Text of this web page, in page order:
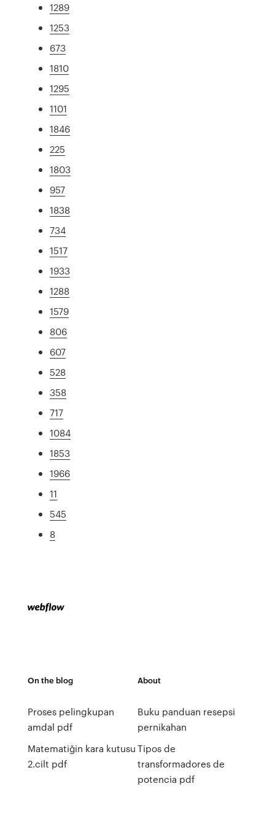
1289
1253
673
1810
1295
1101
1846
225
1803
957
1838
734
1517
1933
1288
1579
806
607
528
358
717
1084
1853
1966
11
545
8
On the blog
Proses pelingkupan
amdal pdf
Matematiğin kara kutusu
2.cilt pdf
About
Buku panduan resepsi
pernikahan
Tipos de
transformadores de
potencia pdf